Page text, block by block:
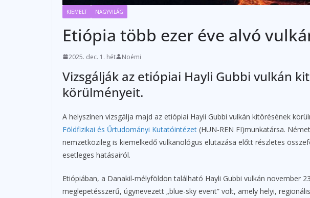
KIEMELT NAGYVILÁG
Etiópia több ezer éve alvó
2025. dec. 1. hét Noémi
Vizsgálják az etiópiai Hayli Gubbi vulkán
körülményeit.
A helyszínen vizsgálja majd az etiópiai Hayli Gubbi vulkán kitörésének
Földfizikai és Űrtudományi Kutatóintézet (HUN-REN FI)munkatársa.
nemzetközileg is kiemelkedő vulkanológus elutazása előtt részletes
esetleges hatásairól.
Etiópiában, a Danakil-mélyföldön található Hayli Gubbi vulkán november
meglepetésszerű, úgynevezett „blue-sky event” volt, amely helyi,